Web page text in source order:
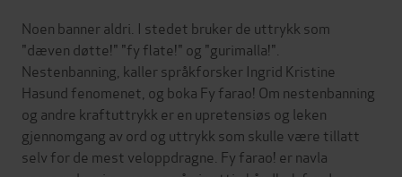
Noen banner aldri. I stedet bruker de uttrykk som
"dæven døtte!" "fy flate!" og "gurimalla!".
Nestenbanning, kaller språkforsker Ingrid Kristine
Hasund fenomenet, og boka Fy farao! Om nestenbanning
og andre kraftuttrykk er en upretensiøs og leken
gjennomgang av ord og uttrykk som skulle være tillatt
selv for de mest veloppdragne. Fy farao! er navla